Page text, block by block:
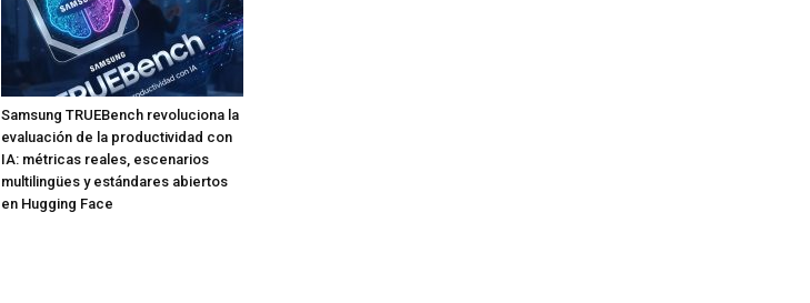
Samsung TRUEBench revoluciona la
evaluación de la productividad con
IA: métricas reales, escenarios
multilingües y estándares abiertos
en Hugging Face